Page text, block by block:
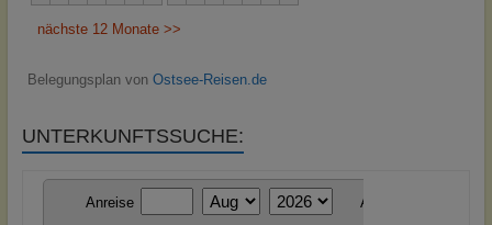
Belegungsplan von Ostsee-Reisen.de
UNTERKUNFTSSUCHE: